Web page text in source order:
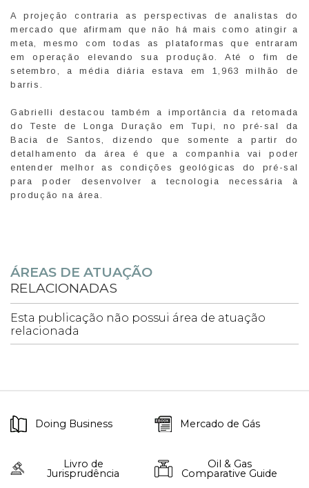
A projeção contraria as perspectivas de analistas do
mercado que afirmam que não há mais como atingir a
meta, mesmo com todas as plataformas que entraram
em operação elevando sua produção. Até o fim de
setembro, a média diária estava em 1,963 milhão de
barris.
Gabrielli destacou também a importância da retomada
do Teste de Longa Duração em Tupi, no pré-sal da
Bacia de Santos, dizendo que somente a partir do
detalhamento da área é que a companhia vai poder
entender melhor as condições geológicas do pré-sal
para poder desenvolver a tecnologia necessária à
produção na área.
ÁREAS DE ATUAÇÃO
RELACIONADAS
Esta publicação não possui área de atuação
relacionada
Doing Business Mercado de Gás
Livro de
Jurisprudência
Oil & Gas
Comparative Guide